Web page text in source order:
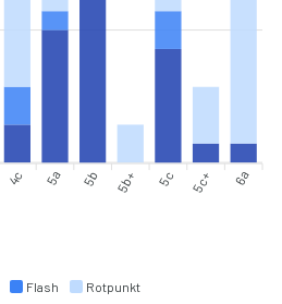
Flash Rotpunkt
4c 5a 5b 5b+ 5c 5c+ 6a